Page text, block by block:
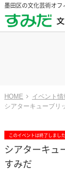
墨田区の文化芸術オフ
HOME
イベント情
シアターキューブリ
このイベントは終了しました
シアターキュ
すみだ